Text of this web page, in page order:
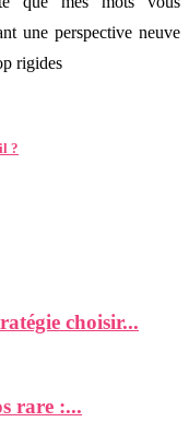
une perspective neuve
rigides
?
choisir...
rare :...